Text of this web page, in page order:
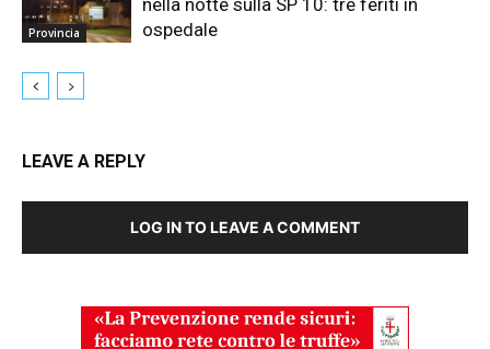
Provincia
nella notte sulla SP 10: tre feriti in
ospedale
LEAVE A REPLY
LOG IN TO LEAVE A COMMENT